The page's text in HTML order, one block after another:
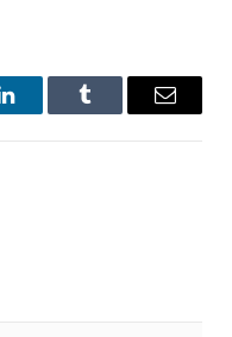
LinkedInTumblr Email